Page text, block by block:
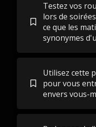
Testez vos
lors de
ce que les
synonymes
Utilisez cette
pour vous
envers vous-